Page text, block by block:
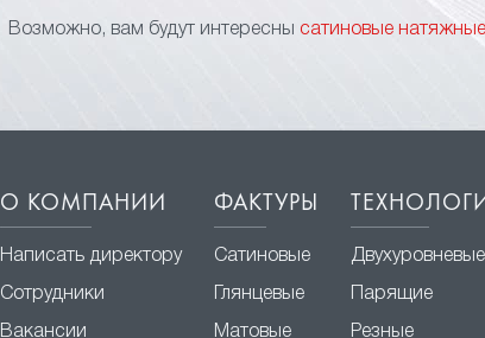
Возможно, вам будут интересны сатиновые
О КОМПАНИИ
Написать директору
Сотрудники
Вакансии
ФАКТУРЫ
Сатиновые
Глянцевые
Матовые
Двухуровневые
Парящие
Резные